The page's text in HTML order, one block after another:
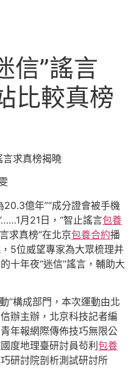
信”謠言
比較真榜
言求真榜揭曉
億年”“成分證會被手機
月21日，“智止謠言包養
求真榜”在北京包養合約播
5位威望專家為大眾梳理并
十年夜“迷信”謠言，輔助大
”構成部門，本次運動由北
辦主辦，北京科技記者編
年報網際傳佈技巧無限公
度地理臺研討員茍利 包養
研討院剖析測試研討所